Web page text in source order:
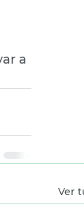
a
Ver